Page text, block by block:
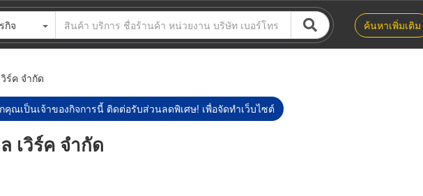
กิจ ค้นหาเพิ่มเติม
ร์ค จำกัด
คุณเป็นเจ้าของกิจการนี้ ติดต่อรับส่วนลดพิเศษ! เพื่อจัดทำเว็บไซต์
เวิร์ค จำกัด